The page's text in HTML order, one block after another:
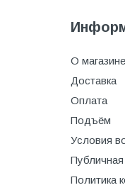
О магазине
Доставка
Оплата
Подъём
Условия
Политика